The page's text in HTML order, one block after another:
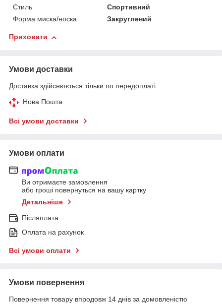
Стиль
Спортивний
Форма миска/носка
Закруглений
Приховати
Умови доставки
Доставка здійснюється тільки по передоплаті.
Нова Пошта
Всі умови доставки
Умови оплати
Ви отримаєте замовлення
або гроші повернуться на вашу картку
Детальніше
Післяплата
Оплата на рахунок
Всі умови оплати
Умови повернення
Повернення товару впродовж 14 днів за домовленістю